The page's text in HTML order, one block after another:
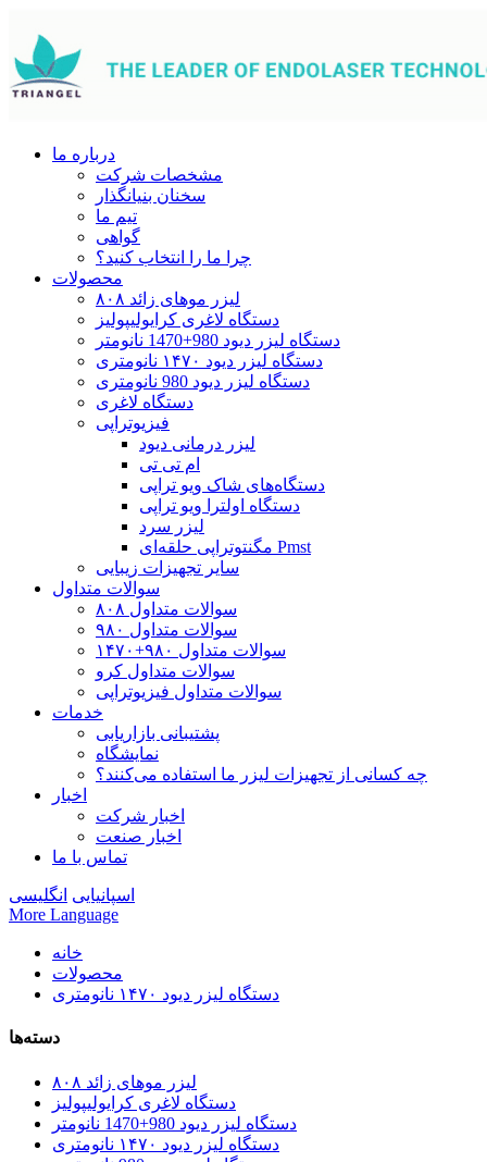
درباره ما
مشخصات شرکت
سخنان بنیانگذار
تیم ما
گواهی
چرا ما را انتخاب کنید؟
محصولات
لیزر موهای زائد ۸۰۸
دستگاه لاغری کرایولیپولیز
دستگاه لیزر دیود 980+1470 نانومتر
دستگاه لیزر دیود ۱۴۷۰ نانومتری
دستگاه لیزر دیود 980 نانومتری
دستگاه لاغری
فیزیوتراپی
لیزر درمانی دیود
ام تی تی
دستگاه‌های شاک ویو تراپی
دستگاه اولترا ویو تراپی
لیزر سرد
مگنتوتراپی حلقه‌ای Pmst
سایر تجهیزات زیبایی
سوالات متداول
سوالات متداول ۸۰۸
سوالات متداول ۹۸۰
سوالات متداول ۹۸۰+۱۴۷۰
سوالات متداول کرو
سوالات متداول فیزیوتراپی
خدمات
پشتیبانی بازاریابی
نمایشگاه
چه کسانی از تجهیزات لیزر ما استفاده می‌کنند؟
اخبار
اخبار شرکت
اخبار صنعت
تماس با ما
اسپانیایی انگلیسی
More Language
خانه
محصولات
دستگاه لیزر دیود ۱۴۷۰ نانومتری
دسته‌ها
لیزر موهای زائد ۸۰۸
دستگاه لاغری کرایولیپولیز
دستگاه لیزر دیود 980+1470 نانومتر
دستگاه لیزر دیود ۱۴۷۰ نانومتری